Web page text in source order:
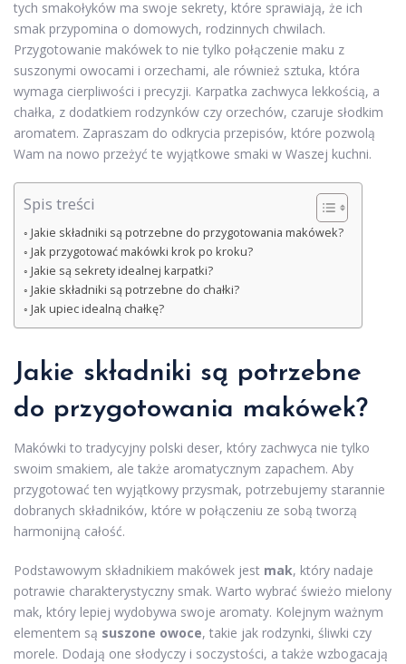
tych smakołyków ma swoje sekrety, które sprawiają, że ich
smak przypomina o domowych, rodzinnych chwilach.
Przygotowanie makówek to nie tylko połączenie maku z
suszonymi owocami i orzechami, ale również sztuka, która
wymaga cierpliwości i precyzji. Karpatka zachwyca lekkością, a
chałka, z dodatkiem rodzynków czy orzechów, czaruje słodkim
aromatem. Zapraszam do odkrycia przepisów, które pozwolą
Wam na nowo przeżyć te wyjątkowe smaki w Waszej kuchni.
Spis treści
Jakie składniki są potrzebne do przygotowania makówek?
Jak przygotować makówki krok po kroku?
Jakie są sekrety idealnej karpatki?
Jakie składniki są potrzebne do chałki?
Jak upiec idealną chałkę?
Jakie składniki są potrzebne
do przygotowania makówek?
Makówki to tradycyjny polski deser, który zachwyca nie tylko
swoim smakiem, ale także aromatycznym zapachem. Aby
przygotować ten wyjątkowy przysmak, potrzebujemy starannie
dobranych składników, które w połączeniu ze sobą tworzą
harmonijną całość.
Podstawowym składnikiem makówek jest mak, który nadaje
potrawie charakterystyczny smak. Warto wybrać świeżo mielony
mak, który lepiej wydobywa swoje aromaty. Kolejnym ważnym
elementem są suszone owoce, takie jak rodzynki, śliwki czy
morele. Dodają one słodyczy i soczystości, a także wzbogacają